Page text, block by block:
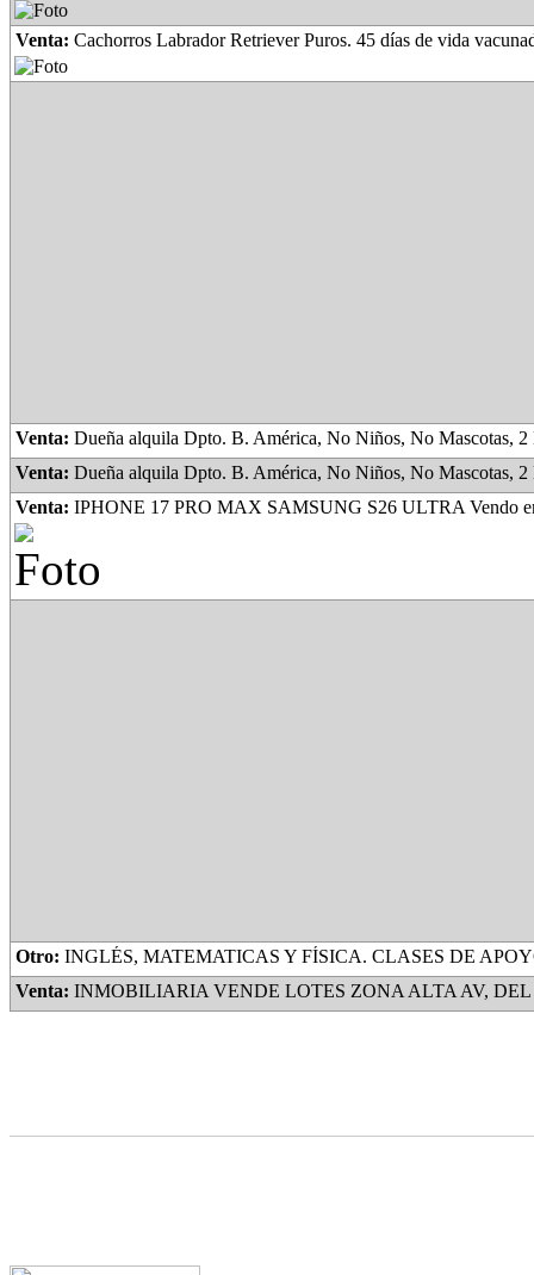
Venta: Cachorros Labrador Retriever Puros. 45 días de vida
Venta: Dueña alquila Dpto. B. América, No Niños, No Mascotas, 2 Habitaciones, Cocina Comedor, Baño, Lavadero, Amplio Patio, espacio verde, con plantas, frutales, lugar para
Venta: Dueña alquila Dpto. B. América, No Niños, No Mascotas, 2 Habitaciones, Cocina Comedor, Baño, Lavadero, Amplio Patio, espacio verde, con plantas, frutales, lugar para guardar
Venta: IPHONE 17 PRO MAX SAMSUNG S26 ULTRA Vendo
Otro: INGLÉS, MATEMATICAS Y FÍSICA. CLASES DE APOYO, AYUDA CON LAS TAREAS, PREPARACIÓN
Venta: INMOBILIARIA VENDE LOTES ZONA ALTA AV, DEL PINO Y AV. OJO DE AGUA TITULO